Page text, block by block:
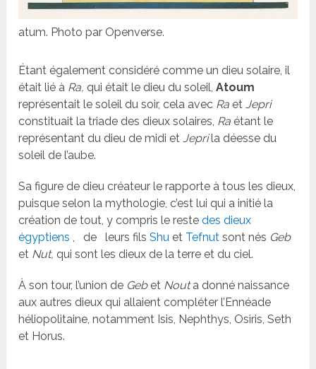
atum. Photo par Openverse.
Étant également considéré comme un dieu solaire, il
était lié à Ra, qui était le dieu du soleil,Atoum
représentait le soleil du soir, cela avec Ra etJepri
constituait la triade des dieux solaires, Ra étant le
représentant du dieu de midi etJeprila déesse du
soleil de l’aube.
Sa figure de dieu créateur le rapporte à tous les dieux,
puisque selon la mythologie, c’est lui qui a initié la
création de tout, y compris le restedes dieux
égyptiens , de leurs filsShu et Tefnut sont nés Geb
et Nut, qui sont les dieux de la terre et du ciel.
À son tour, l’union de Gebet Nouta donné naissance
aux autres dieux qui allaient compléter l’Ennéade
héliopolitaine, notamment Isis, Nephthys, Osiris, Seth
et Horus.